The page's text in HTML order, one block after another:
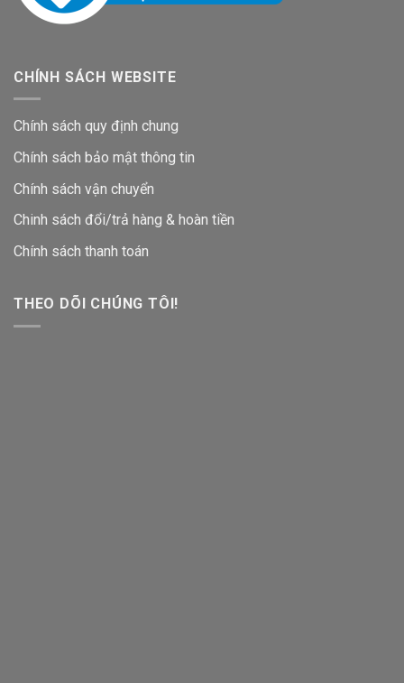
CHÍNH SÁCH WEBSITE
Chính sách quy định chung
Chính sách bảo mật thông tin
Chính sách vận chuyển
Chinh sách đổi/trả hàng & hoàn tiền
Chính sách thanh toán
THEO DÕI CHÚNG TÔI!